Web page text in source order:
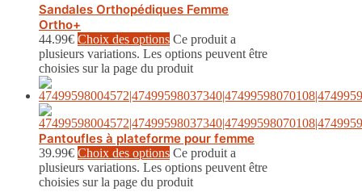
Sandales Orthopédiques Femme
Ortho+
44.99€ Choix des options Ce produit a
plusieurs variations. Les options peuvent être
choisies sur la page du produit
Pantoufles à plateforme pour femme
39.99€ Choix des options Ce produit a
plusieurs variations. Les options peuvent être
choisies sur la page du produit